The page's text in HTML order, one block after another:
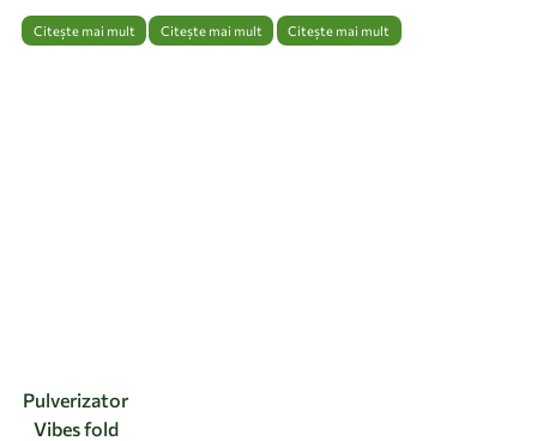
Citește mai mult Citește mai mult Citește mai mult
Pulverizator
Vibes fold